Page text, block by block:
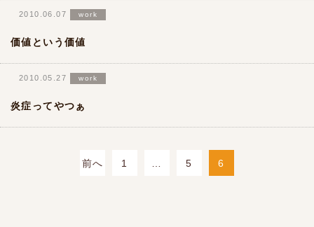
2010.06.07 work
価値という価値
2010.05.27 work
炎症ってやつぁ
前へ 1 5 6